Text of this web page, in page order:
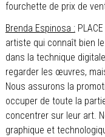
fourchette de prix de
Brenda Espinosa :PLACE
artiste qui connaît bien
dans la technique
regarder les œuvres,
Nous assurons la
occuper de toute la
concentrer sur leur art.
graphique et